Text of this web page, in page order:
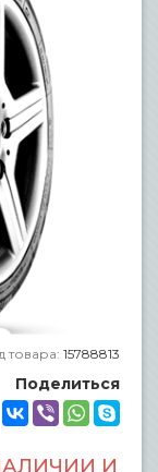
товара: 15788813
Поделиться
И